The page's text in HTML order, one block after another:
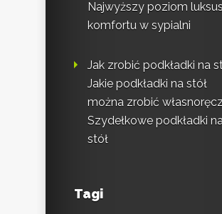
Najwyższy poziom
komfortu w sypialni
Jak zrobić podkładki na
Jakie podkładki na stół
można zrobić
Szydełkowe podkładki
stół
Tagi